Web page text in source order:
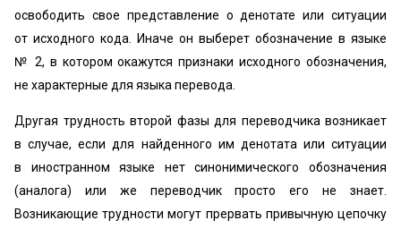
освободить свое представление о денотате или ситуации
от исходного кода. Иначе он выберет обозначение в языке
№ 2, в котором окажутся признаки исходного обозначения,
не характерные для языка перевода.
Другая трудность второй фазы для переводчика возникает
в случае, если для найденного им денотата или ситуации
в иностранном языке нет синонимического обозначения
(аналога) или же переводчик просто его не знает.
Возникающие трудности могут прервать привычную цепочку